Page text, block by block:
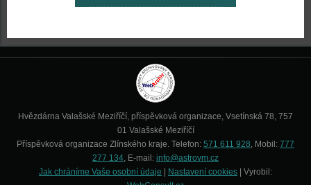
Hvězdárna Valašské Meziříčí, příspěvková organizace, Vsetínská 78, 757
01 Valašské Meziříčí
Příspěvková organizace Zlínského kraje. Telefon: 571 611 928, Mobil: 777
277 134, E-mail: info@astrovm.cz
Jak chráníme Vaše osobní údaje
Nastavení cookies | Vyrobil: